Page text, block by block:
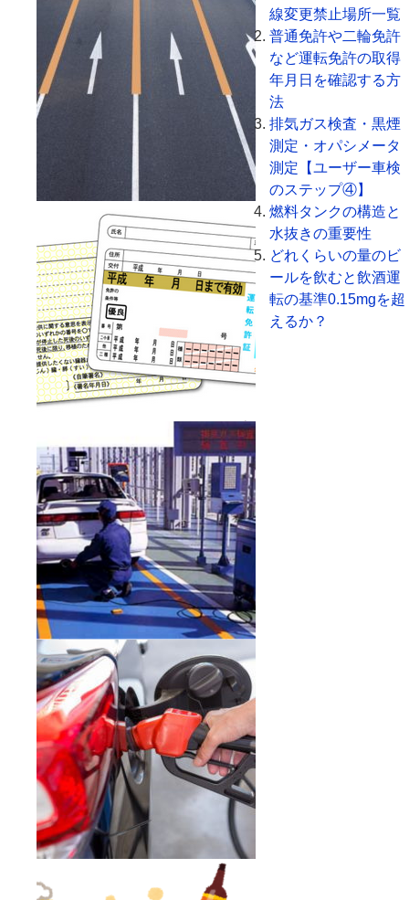
線変更禁止場所一覧
普通免許や二輪免許
など運転免許の取得
年月日を確認する方
法
排気ガス検査・黒煙
測定・オパシメータ
測定【ユーザー車検
のステップ④】
燃料タンクの構造と
水抜きの重要性
どれくらいの量のビ
ールを飲むと飲酒運
転の基準0.15mgを超
えるか？